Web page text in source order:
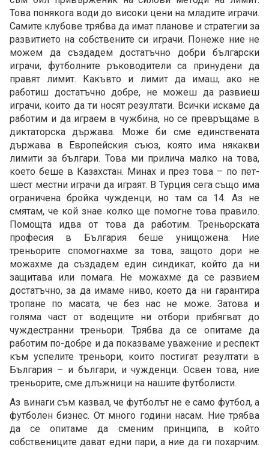
Това понякога води до високи цени на младите играчи.
Самите клубове трябва да имат планове и стратегии за
развитието на собствените си играчи. Понеже ние не
можем да създадем достатъчно добри български
играчи, футболните ръководители са принудени да
правят лимит. Какъвто и лимит да имаш, ако не
работиш достатъчно добре, не можеш да развиеш
играчи, които да ти носят резултати. Всички искаме да
работим и да играем в чужбина, но се превръщаме в
диктаторска държава. Може би сме единствената
държава в Европейския съюз, която има някакви
лимити за българи. Това ми прилича малко на това,
което беше в Казахстан. Минах и през това – по пет-
шест местни играчи да играят. В Турция сега също има
ограничена бройка чужденци, но там са 14. Аз не
смятам, че кой знае колко ще помогне това правило.
Помощта идва от това да работим. Треньорската
професия в България беше унищожена. Ние
треньорите спомогнахме за това, защото дори не
можахме да създадем един синдикат, който да ни
защитава или помага. Не можахме да се развием
достатъчно, за да имаме ниво, което да ни гарантира
тропане по масата, че без нас не може. Затова и
голяма част от водещите ни отбори прибягват до
чуждестранни треньори. Трябва да се опитаме да
работим по-добре и да показваме уважение и респект
към успелите треньори, които постигат резултати в
България – и българи, и чужденци. Освен това, ние
треньорите, сме длъжници на нашите футболисти.
Аз винаги съм казвал, че футболът не е само футбол, а
футболен бизнес. От много години насам. Ние трябва
да се опитаме да сменим принципа, в който
собствениците дават едни пари, а ние да ги похарчим.